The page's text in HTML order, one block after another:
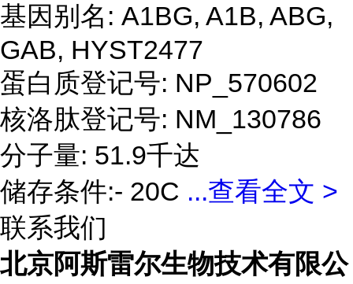
基因别名: A1BG, A1B, ABG,
GAB, HYST2477
蛋白质登记号: NP_570602
核洛肽登记号: NM_130786
分子量: 51.9千达
储存条件:- 20C ...查看全文 >
联系我们
北京阿斯雷尔生物技术有限公